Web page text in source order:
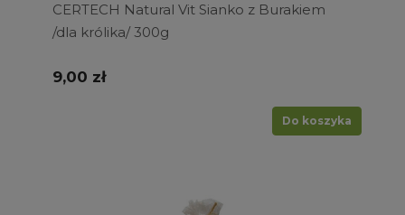
CERTECH Natural Vit Sianko z Burakiem
/dla królika/ 300g
9,00 zł
Do koszyka